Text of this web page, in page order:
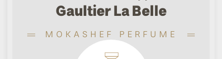
Gaultier La Belle
MOKASHEF PERFUME